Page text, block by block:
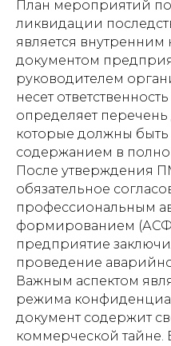
План мероприятий
ликвидации
является
документом
руководителем
несет
определяет
которые должны быть
содержанием в
После утверждения
обязательное
профессиональным
формированием
предприятие
проведение
Важным аспектом
режима
документ содержит
коммерческой тайне.